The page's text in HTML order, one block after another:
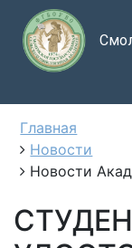
Главная
Новости
Новости